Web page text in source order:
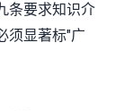
条要求知识介
须显著标"广